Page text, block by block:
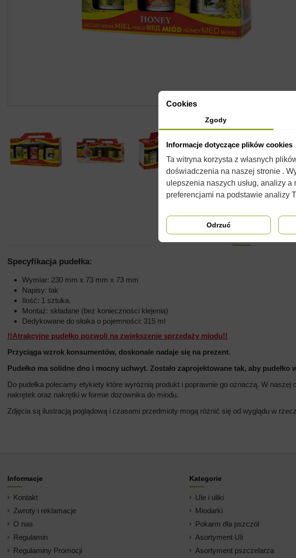
OPIS
Specyfikacja pudełka:
Wymiar: 230 mm x 73 mm x 73 mm
Napisy: tak
Ilość: 1 sztuka.
Montaż: składane (bez konieczności klejenia)
Dedykowane do słoika o pojemności: 315 ml
!!Atrakcyjne pudełko pozwoli na zwiększenie sprzedaży miodu!!
Przyciąga wzrok konsumentów, doskonale nadaje się na prezent.
Pudełko ma solidne dno i mocny uchwyt. Zostało zaprojektowane tak, aby pudełko
Do pudełka polecamy etykiety które wyróżnią produkt i poprawnie go oznaczą. W
nakrętek oraz nakrętki w formie dozownika do miodu.
Zdjęcia są ilustracją poglądową i czasami przedmioty mogą różnić się od wyglądu w
Informacje
Kontakt
Zwroty i reklamacje
O nas
Regulamin
Regulaminy Promocji
Kategorie
Ule i uliki
Miodarki
Pokarm dla pszczół
Asortyment Uli
Asortyment pszczelarza
Cookies
Zgody
Informacje dotyczące plików cookies
Ta witryna korzysta z własnych
doświadczenia na naszej stronie .
ulepszenia naszych usług, analizy
preferencjami na podstawie analizy
Odrzuć